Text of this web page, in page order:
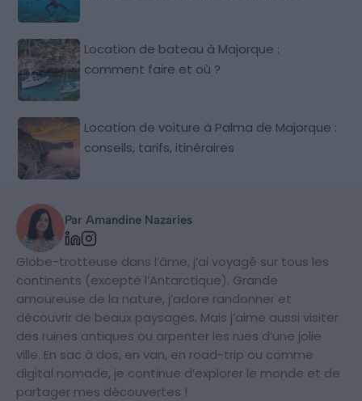
Location de bateau à Majorque :
comment faire et où ?
Location de voiture à Palma de Majorque :
conseils, tarifs, itinéraires
Par Amandine Nazaries
Globe-trotteuse dans l’âme, j’ai voyagé sur tous les
continents (excepté l’Antarctique). Grande
amoureuse de la nature, j’adore randonner et
découvrir de beaux paysages. Mais j’aime aussi visiter
des ruines antiques ou arpenter les rues d’une jolie
ville. En sac à dos, en van, en road-trip ou comme
digital nomade, je continue d’explorer le monde et de
partager mes découvertes !